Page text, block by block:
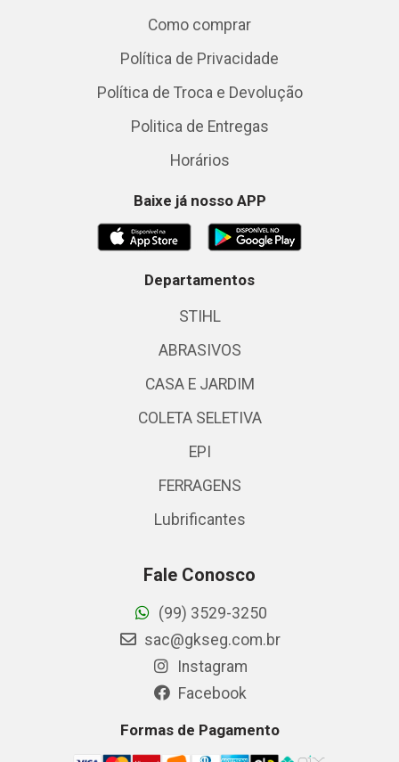
Como comprar
Política de Privacidade
Política de Troca e Devolução
Politica de Entregas
Horários
Baixe já nosso APP
Departamentos
STIHL
ABRASIVOS
CASA E JARDIM
COLETA SELETIVA
EPI
FERRAGENS
Lubrificantes
Fale Conosco
(99) 3529-3250
sac@gkseg.com.br
Instagram
Facebook
Formas de Pagamento